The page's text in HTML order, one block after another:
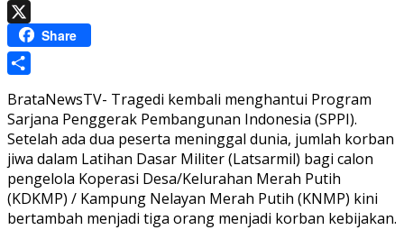
WhatsApp
Share
BrataNewsTV- Tragedi kembali menghantui Program
Sarjana Penggerak Pembangunan Indonesia (SPPI).
Setelah ada dua peserta meninggal dunia, jumlah korban
jiwa dalam Latihan Dasar Militer (Latsarmil) bagi calon
pengelola Koperasi Desa/Kelurahan Merah Putih
(KDKMP) / Kampung Nelayan Merah Putih (KNMP) kini
bertambah menjadi tiga orang menjadi korban kebijakan.